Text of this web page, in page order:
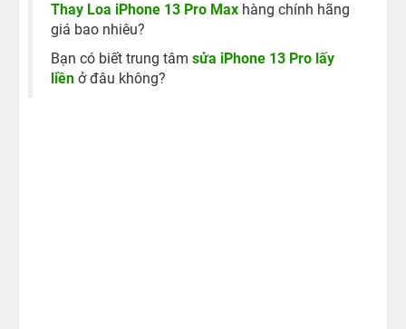
Thay Loa iPhone 13 Pro Max hàng chính hãng
giá bao nhiêu?
Bạn có biết trung tâm sửa iPhone 13 Pro lấy
liền ở đâu không?